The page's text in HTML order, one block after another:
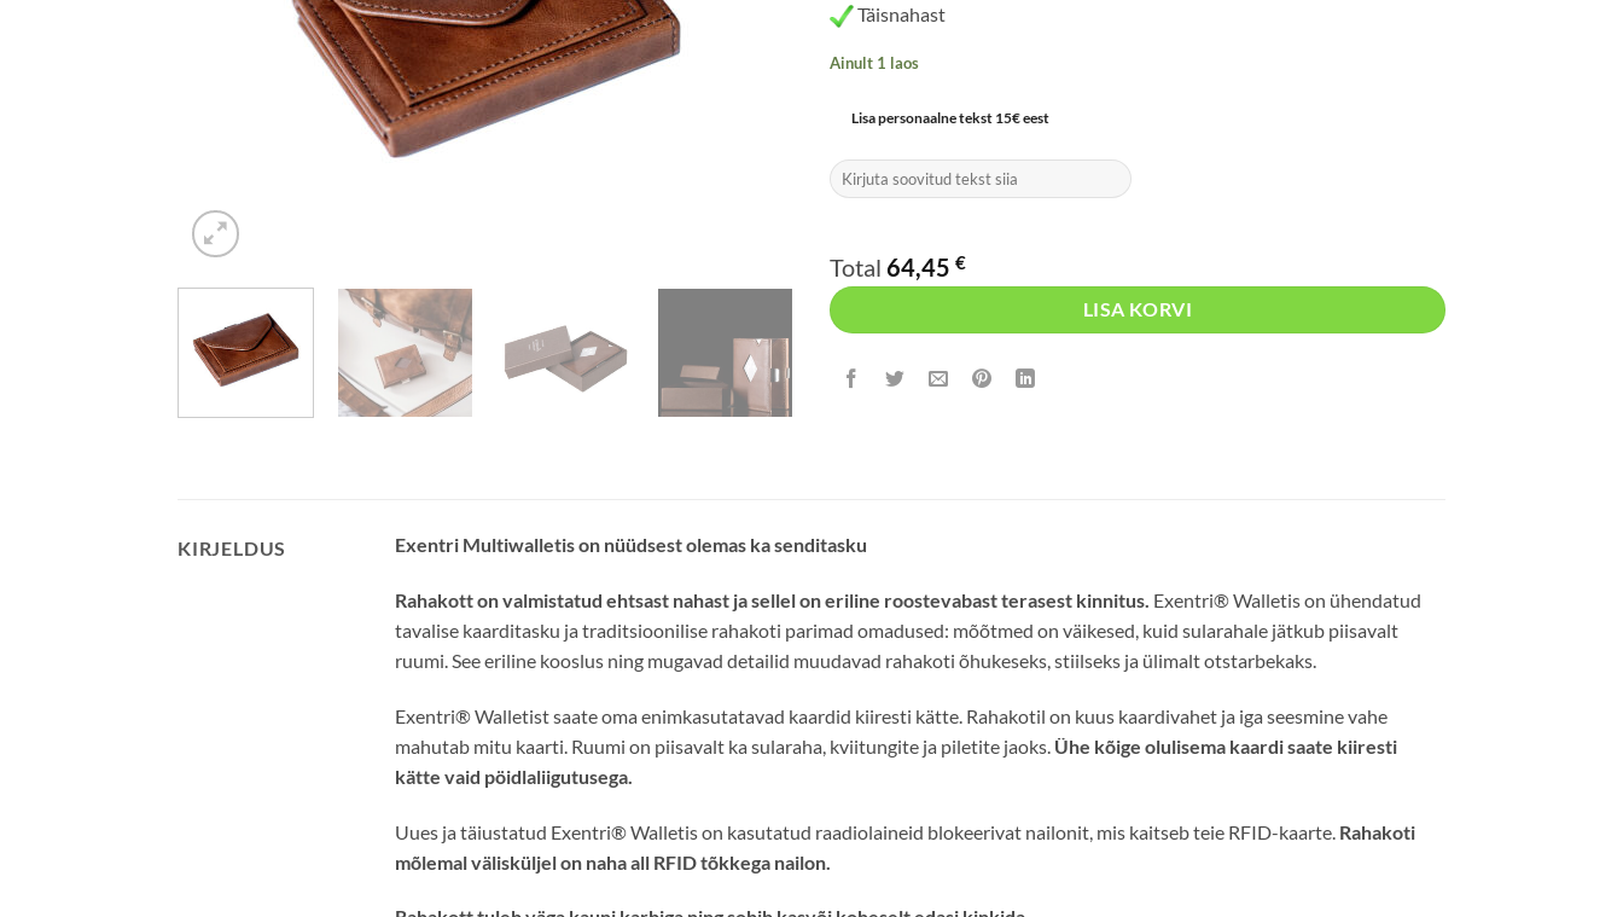
Täisnahast
Ainult 1 laos
Lisa personaalne tekst 15€ eest
Total 64,45 €
LISA KORVI
KIRJELDUS Exentri Multiwalletis on nüüdsest olemas ka senditasku
Rahakott on valmistatud ehtsast nahast ja sellel on eriline roostevabast terasest kinnitus. Exentri® Walletis on ühendatud
tavalise kaarditasku ja traditsioonilise rahakoti parimad omadused: mõõtmed on väikesed, kuid sularahale jätkub piisavalt
ruumi. See eriline kooslus ning mugavad detailid muudavad rahakoti õhukeseks, stiilseks ja ülimalt otstarbekaks.
Exentri® Walletist saate oma enimkasutatavad kaardid kiiresti kätte. Rahakotil on kuus kaardivahet ja iga seesmine vahe
mahutab mitu kaarti. Ruumi on piisavalt ka sularaha, kviitungite ja piletite jaoks. Ühe kõige olulisema kaardi saate kiiresti
kätte vaid pöidlaliigutusega.
Uues ja täiustatud Exentri® Walletis on kasutatud raadiolaineid blokeerivat nailonit, mis kaitseb teie RFID-kaarte. Rahakoti
mõlemal välisküljel on naha all RFID tõkkega nailon.